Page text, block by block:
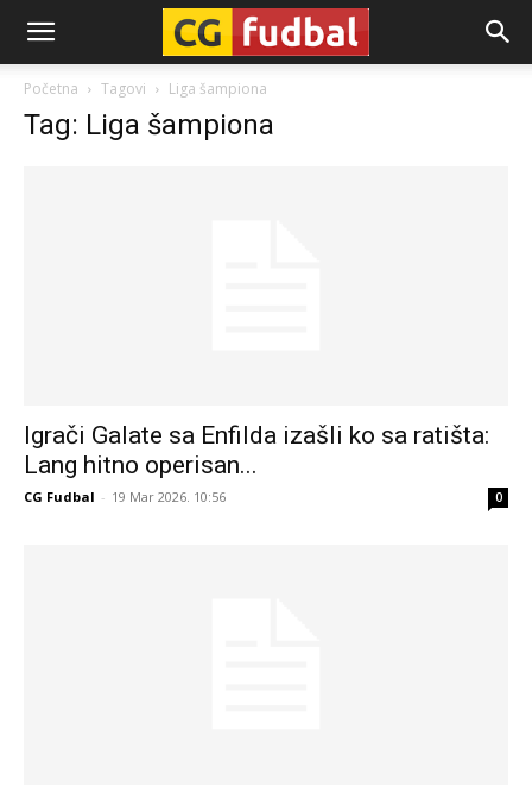
CG-
Fudbal
Početna Tagovi Liga šampiona
Tag: Liga šampiona
Igrači Galate sa Enfilda izašli ko sa ratišta:
Lang hitno operisan...
CG Fudbal - 19 Mar 2026. 10:56 0